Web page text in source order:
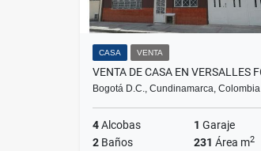
CASA VENTA
Bogotá D.C., Cundinamarca, Colombia
4Alcobas 1 Garaje
2 Baños 231 Área m2